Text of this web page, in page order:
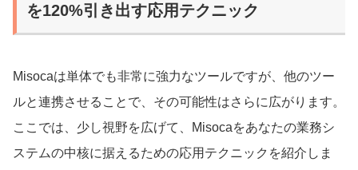
を120%引き出す応用テクニック
Misocaは単体でも非常に強力なツールですが、他のツー
ルと連携させることで、その可能性はさらに広がります。
ここでは、少し視野を広げて、Misocaをあなたの業務シ
ステムの中核に据えるための応用テクニックを紹介しま